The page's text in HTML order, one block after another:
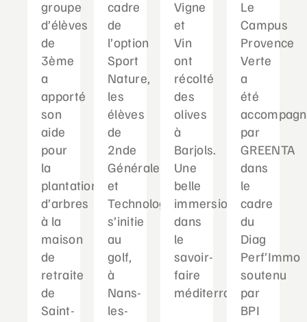
groupe
d’élèves
de
3ème
a
apporté
son
aide
pour
la
plantation
d’arbres
à la
maison
de
retraite
de
Saint-
cadre
de
l’option
Sport
Nature,
les
élèves
de
2nde
Générale
et
Technologique
s’initie
au
golf,
à
Nans-
les-
Vigne
et
Vin
ont
récolté
des
olives
à
Barjols.
Une
belle
immersion
dans
le
savoir-
faire
méditerranéen...
Le
Campus
Provence
Verte
a
été
par
GREENTA
dans
le
cadre
du
Diag
Perf’Immo
soutenu
par
BPI